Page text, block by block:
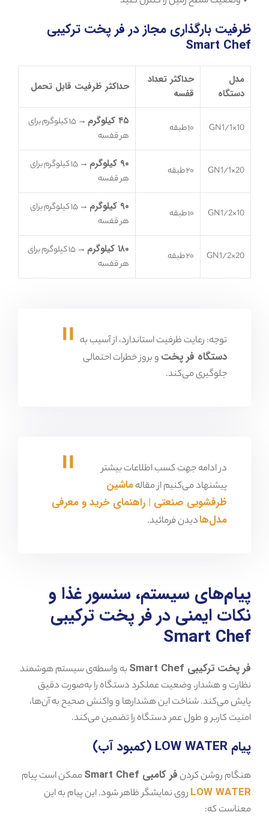
ظرفیت بارگذاری مجاز در فر پخت ترکیبی
Smart Chef
مدل
دستگاه
حداکثر تعداد
قفسه
حداکثر ظرفیت قابل تحمل
GN1/1×10 ۱۰ طبقه
۴۵ کیلوگرم
→ ۱۵ کیلوگرم برای
هر قفسه
GN1/1×20 ۲۰ طبقه
۹۰ کیلوگرم
→ ۱۵ کیلوگرم برای
هر قفسه
GN1/2×10 ۱۰ طبقه
۹۰ کیلوگرم
→ ۱۵ کیلوگرم برای
هر قفسه
GN1/2×20 ۲۰ طبقه
۱۸۰ کیلوگرم
→ ۱۵ کیلوگرم برای
هر قفسه
توجه: رعایت ظرفیت استاندارد، از آسیب به
دستگاه فر پخت و بروز خطرات احتمالی
جلوگیری می‌کند.
در ادامه جهت کسب اطلاعات بیشتر
پیشنهاد می‌کنیم از مقالهماشین
ظرفشویی صنعتی | راهنمای خرید و معرفی
مدل‌هادیدن فرمائید.
پیام‌های سیستم، سنسور غذا و
نکات ایمنی در فر پخت ترکیبی
Smart Chef
فر پخت ترکیبی Smart Chef
به واسطه‌ی سیستم هوشمند
نظارت و هشدار، وضعیت عملکرد دستگاه را به‌صورت دقیق
پایش می‌کند. شناخت این هشدارها و واکنش صحیح به آن‌ها،
امنیت کاربر و طول عمر دستگاه را تضمین می‌کند.
پیام LOW WATER (کمبود آب)
هنگام روشن کردن فر کامبی Smart Chef ممکن است پیام
LOW WATER روی نمایشگر ظاهر شود. این پیام به این
معناست که: